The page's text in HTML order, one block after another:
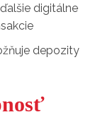
digitálne
depozity